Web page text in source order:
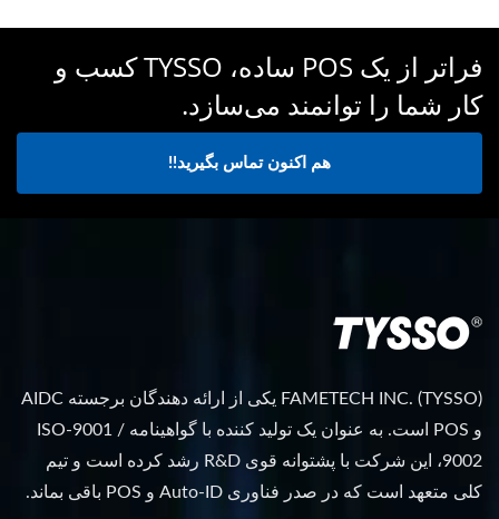
فراتر از یک POS ساده، TYSSO کسب و
کار شما را توانمند می‌سازد.
هم اکنون تماس بگیرید!!
FAMETECH INC. (TYSSO) یکی از ارائه دهندگان برجسته AIDC
و POS است. به عنوان یک تولید کننده با گواهینامه ISO-9001 /
9002، این شرکت با پشتوانه قوی R&D رشد کرده است و تیم
کلی متعهد است که در صدر فناوری Auto-ID و POS باقی بماند.